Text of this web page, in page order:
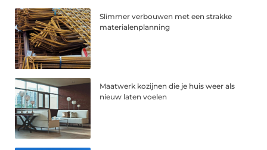
Slimmer verbouwen met een strakke
materialenplanning
Maatwerk kozijnen die je huis weer als
nieuw laten voelen